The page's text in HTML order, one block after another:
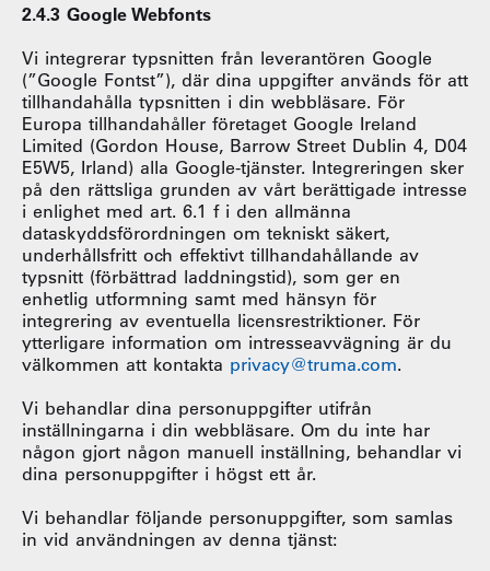
2.4.3 Google Webfonts
Vi integrerar typsnitten från leverantören Google
(”Google Fontst”), där dina uppgifter används för att
tillhandahålla typsnitten i din webbläsare. För
Europa tillhandahåller företaget Google Ireland
Limited (Gordon House, Barrow Street Dublin 4, D04
E5W5, Irland) alla Google-tjänster. Integreringen sker
på den rättsliga grunden av vårt berättigade intresse
i enlighet med art. 6.1 f i den allmänna
dataskyddsförordningen om tekniskt säkert,
underhållsfritt och effektivt tillhandahållande av
typsnitt (förbättrad laddningstid), som ger en
enhetlig utformning samt med hänsyn för
integrering av eventuella licensrestriktioner. För
ytterligare information om intresseavvägning är du
välkommen att kontakta privacy@truma.com.
Vi behandlar dina personuppgifter utifrån
inställningarna i din webbläsare. Om du inte har
någon gjort någon manuell inställning, behandlar vi
dina personuppgifter i högst ett år.
Vi behandlar följande personuppgifter, som samlas
in vid användningen av denna tjänst: